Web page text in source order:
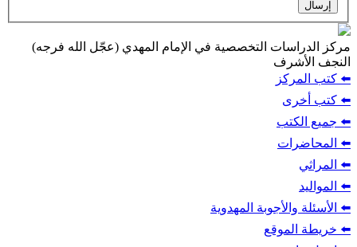
التخصصية في الإمام المهدي (عجّل الله فرجه)
المهدوية